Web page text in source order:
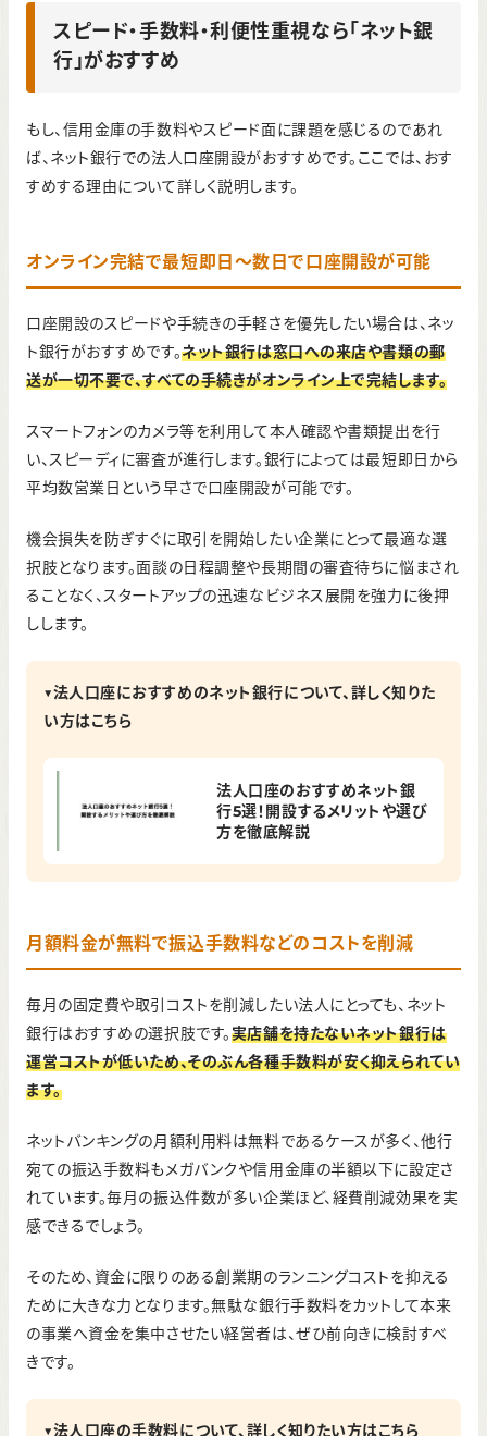
スピード・手数料・利便性重視なら「ネット銀
行」がおすすめ
もし、信用金庫の手数料やスピード面に課題を感じるのであれ
ば、ネット銀行での法人口座開設がおすすめです。ここでは、おす
すめする理由について詳しく説明します。
オンライン完結で最短即日～数日で口座開設が可能
口座開設のスピードや手続きの手軽さを優先したい場合は、ネッ
ト銀行がおすすめです。ネット銀行は窓口への来店や書類の郵
送が一切不要で、すべての手続きがオンライン上で完結します。
スマートフォンのカメラ等を利用して本人確認や書類提出を行
い、スピーディに審査が進行します。銀行によっては最短即日から
平均数営業日という早さで口座開設が可能です。
機会損失を防ぎすぐに取引を開始したい企業にとって最適な選
択肢となります。面談の日程調整や長期間の審査待ちに悩まされ
ることなく、スタートアップの迅速なビジネス展開を強力に後押
しします。
▼法人口座におすすめのネット銀行について、詳しく知りた
い方はこちら
法人口座のおすすめネット銀
行5選！開設するメリットや選び
方を徹底解説
月額料金が無料で振込手数料などのコストを削減
毎月の固定費や取引コストを削減したい法人にとっても、ネット
銀行はおすすめの選択肢です。実店舗を持たないネット銀行は
運営コストが低いため、そのぶん各種手数料が安く抑えられてい
ます。
ネットバンキングの月額利用料は無料であるケースが多く、他行
宛ての振込手数料もメガバンクや信用金庫の半額以下に設定さ
れています。毎月の振込件数が多い企業ほど、経費削減効果を実
感できるでしょう。
そのため、資金に限りのある創業期のランニングコストを抑える
ために大きな力となります。無駄な銀行手数料をカットして本来
の事業へ資金を集中させたい経営者は、ぜひ前向きに検討すべ
きです。
▼法人口座の手数料について、詳しく知りたい方はこちら